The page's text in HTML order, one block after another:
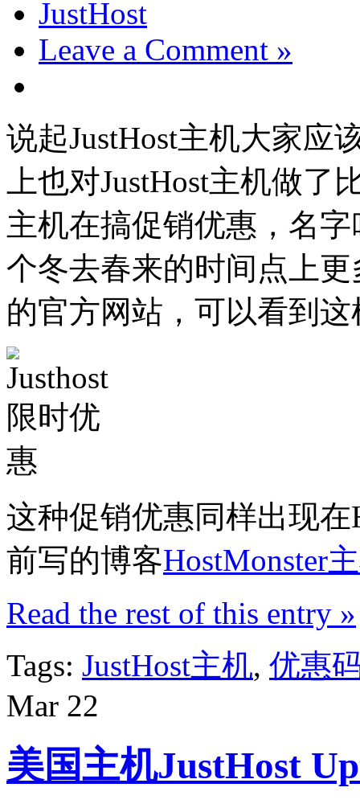
JustHost
Leave a Comment »
说起JustHost主机大家应
上也对JustHost主机做了
主机在搞促销优惠，名字
个冬去春来的时间点上更
的官方网站，可以看到这
这种促销优惠同样出现
前写的博客HostMonster
Read the rest of this entry »
Tags: JustHost主机, 优惠
Mar 22
美国主机JustHost